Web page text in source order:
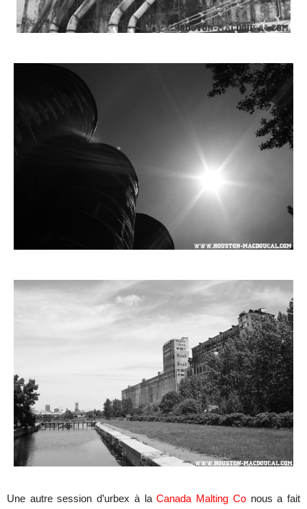
Une autre session d’urbex à laCanada Malting Conous a fait